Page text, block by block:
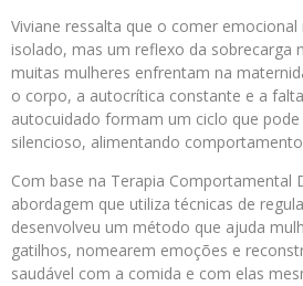
Viviane ressalta que o comer
isolado, mas um reflexo da sobrecarga
muitas mulheres enfrentam na
o corpo, a autocrítica constante e a
autocuidado formam um ciclo que
silencioso, alimentando
Com base na Terapia Comportamental
abordagem que utiliza técnicas de
desenvolveu um método que ajuda
gatilhos, nomearem emoções e
saudável com a comida e com elas